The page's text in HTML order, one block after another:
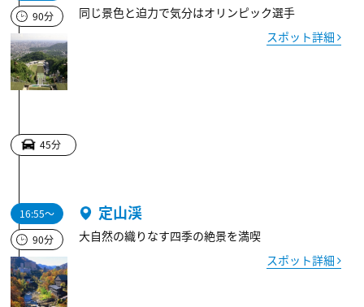
90分
同じ景色と迫力で気分はオリンピック選手
スポット詳細
45分
16:55～
90分
定山渓
大自然の織りなす四季の絶景を満喫
スポット詳細